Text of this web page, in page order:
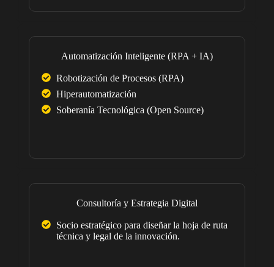
Automatización Inteligente (RPA + IA)
Robotización de Procesos (RPA)
Hiperautomatización
Soberanía Tecnológica (Open Source)
Consultoría y Estrategia Digital
Socio estratégico para diseñar la hoja de ruta
técnica y legal de la innovación.